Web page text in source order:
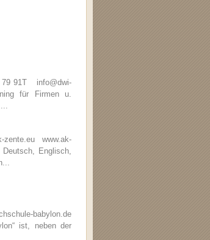
79 91T info@dwi-
für Firmen u.
zente.eu www.ak-
Englisch,
babylon.de
ist, neben der